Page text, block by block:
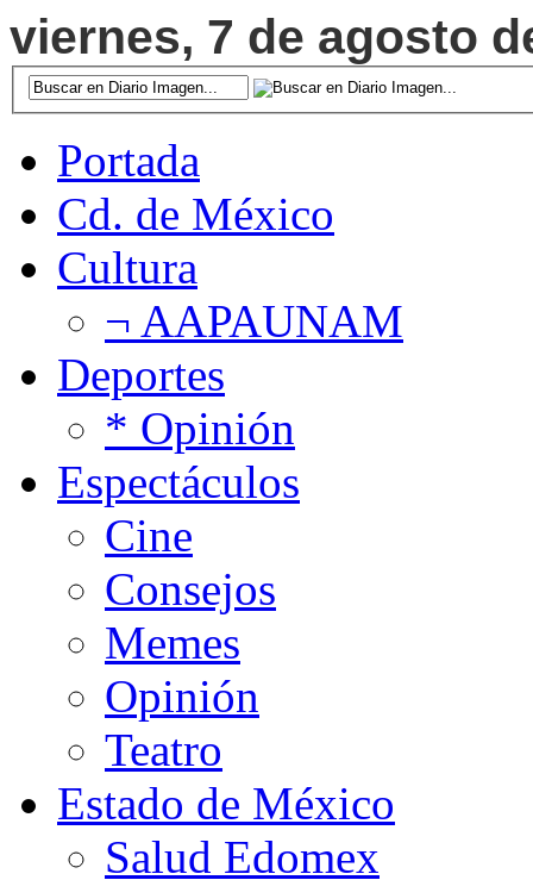
viernes, 7 de agosto
Portada
Cd. de México
Cultura
¬ AAPAUNAM
Deportes
* Opinión
Espectáculos
Cine
Consejos
Memes
Opinión
Teatro
Estado de México
Salud Edomex